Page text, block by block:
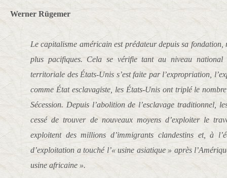
Werner Rügemer
Le capitalisme américain est prédateur depuis sa fondation,
plus pacifiques. Cela se vérifie tant au niveau national
territoriale des États-Unis s’est faite par l’expropriation,
comme État esclavagiste, les États-Unis ont triplé le
Sécession. Depuis l’abolition de l’esclavage traditionnel,
cessé de trouver de nouveaux moyens d’exploiter le
exploitent des millions d’immigrants clandestins et, à
d’exploitation a touché l’« usine asiatique » après
usine africaine ».